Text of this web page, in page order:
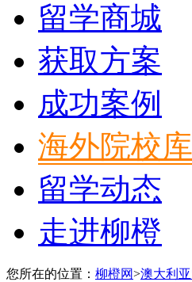
留学商城
获取方案
成功案例
海外院校库
留学动态
走进柳橙
您所在的位置： 柳橙网>澳大利